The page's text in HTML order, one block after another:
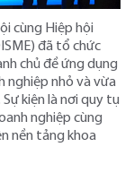
cùng Hiệp hội
đã tổ chức
chủ đề ứng dụng
nghiệp nhỏ và vừa
kiện là nơi quy tụ
nghiệp cùng
nền tảng khoa